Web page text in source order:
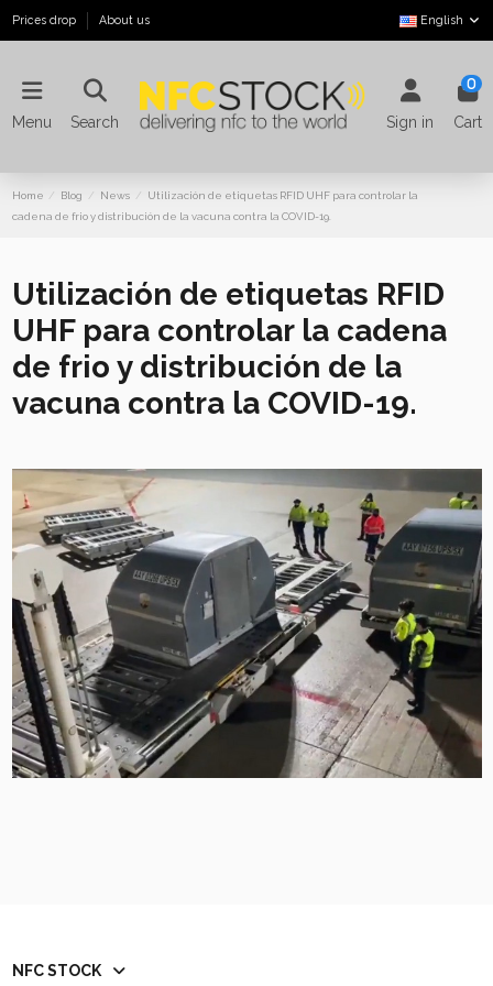
Prices drop About us English
Menu Search Sign in
0
Cart
Home Blog News
Utilización de etiquetas RFID UHF para controlar la
cadena de frio y distribución de la vacuna contra la COVID-19.
Utilización de etiquetas RFID
UHF para controlar la cadena
de frio y distribución de la
vacuna contra la COVID-19.
NFC STOCK